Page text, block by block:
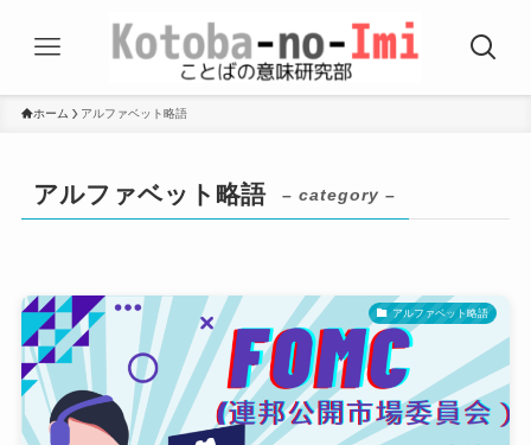
ホーム アルファベット略語
アルファベット略語 – category –
アルファベット略語